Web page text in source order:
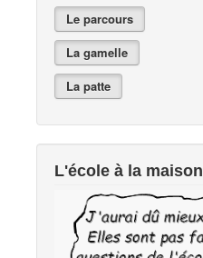
Le parcours
La gamelle
La patte
L'école à la maison